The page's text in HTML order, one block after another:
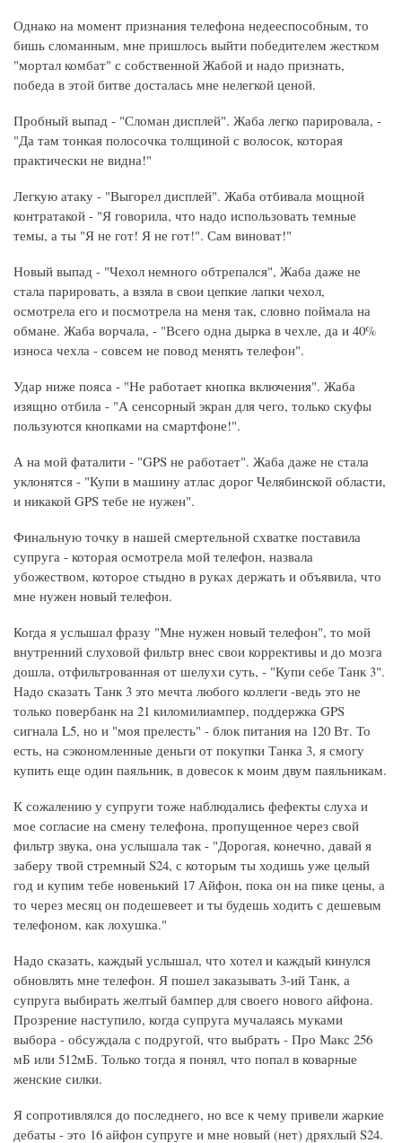
Однако на момент признания телефона недееспособным, то
бишь сломанным, мне пришлось выйти победителем жестком
"мортал комбат" с собственной Жабой и надо признать,
победа в этой битве досталась мне нелегкой ценой.
Пробный выпад - "Сломан дисплей". Жаба легко парировала, -
"Да там тонкая полосочка толщиной с волосок, которая
практически не видна!"
Легкую атаку - "Выгорел дисплей". Жаба отбивала мощной
контратакой - "Я говорила, что надо использовать темные
темы, а ты "Я не гот! Я не гот!". Сам виноват!"
Новый выпад - "Чехол немного обтрепался", Жаба даже не
стала парировать, а взяла в свои цепкие лапки чехол,
осмотрела его и посмотрела на меня так, словно поймала на
обмане. Жаба ворчала, - "Всего одна дырка в чехле, да и 40%
износа чехла - совсем не повод менять телефон".
Удар ниже пояса - "Не работает кнопка включения". Жаба
изящно отбила - "А сенсорный экран для чего, только скуфы
пользуются кнопками на смартфоне!".
А на мой фаталити - "GPS не работает". Жаба даже не стала
уклонятся - "Купи в машину атлас дорог Челябинской области,
и никакой GPS тебе не нужен".
Финальную точку в нашей смертельной схватке поставила
супруга - которая осмотрела мой телефон, назвала
убожеством, которое стыдно в руках держать и объявила, что
мне нужен новый телефон.
Когда я услышал фразу "Мне нужен новый телефон", то мой
внутренний слуховой фильтр внес свои коррективы и до мозга
дошла, отфильтрованная от шелухи суть, - "Купи себе Танк 3".
Надо сказать Танк 3 это мечта любого коллеги -ведь это не
только повербанк на 21 киломилиампер, поддержка GPS
сигнала L5, но и "моя прелесть" - блок питания на 120 Вт. То
есть, на сэкономленные деньги от покупки Танка 3, я смогу
купить еще один паяльник, в довесок к моим двум паяльникам.
К сожалению у супруги тоже наблюдались фефекты слуха и
мое согласие на смену телефона, пропущенное через свой
фильтр звука, она услышала так - "Дорогая, конечно, давай я
заберу твой стремный S24, с которым ты ходишь уже целый
год и купим тебе новенький 17 Айфон, пока он на пике цены, а
то через месяц он подешевеет и ты будешь ходить с дешевым
телефоном, как лохушка."
Надо сказать, каждый услышал, что хотел и каждый кинулся
обновлять мне телефон. Я пошел заказывать 3-ий Танк, а
супруга выбирать желтый бампер для своего нового айфона.
Прозрение наступило, когда супруга мучалаясь муками
выбора - обсуждала с подругой, что выбрать - Про Макс 256
мБ или 512мБ. Только тогда я понял, что попал в коварные
женские силки.
Я сопротивлялся до последнего, но все к чему привели жаркие
дебаты - это 16 айфон супруге и мне новый (нет) дряхлый S24.